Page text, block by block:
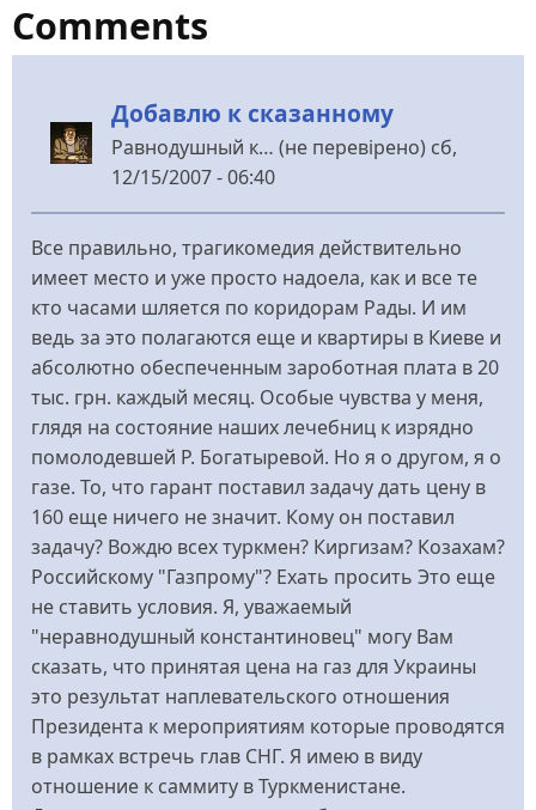
Comments
Добавлю к сказанному
Равнодушный к… (не перевірено) сб,
12/15/2007 - 06:40
Все правильно, трагикомедия действительно
имеет место и уже просто надоела, как и все те
кто часами шляется по коридорам Рады. И им
ведь за это полагаются еще и квартиры в Киеве и
абсолютно обеспеченным зароботная плата в 20
тыс. грн. каждый месяц. Особые чувства у меня,
глядя на состояние наших лечебниц к изрядно
помолодевшей Р. Богатыревой. Но я о другом, я о
газе. То, что гарант поставил задачу дать цену в
160 еще ничего не значит. Кому он поставил
задачу? Вождю всех туркмен? Киргизам? Козахам?
Российскому "Газпрому"? Ехать просить Это еще
не ставить условия. Я, уважаемый
"неравнодушный константиновец" могу Вам
сказать, что принятая цена на газ для Украины
это результат наплевательского отношения
Президента к мероприятиям которые проводятся
в рамках встречь глав СНГ. Я имею в виду
отношение к саммиту в Туркменистане.